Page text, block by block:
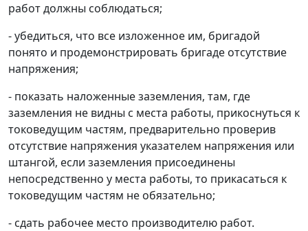
работ должны соблюдаться;
- убедиться, что все изложенное им, бригадой
понято и продемонстрировать бригаде отсутствие
напряжения;
- показать наложенные заземления, там, где
заземления не видны с места работы, прикоснуться к
токоведущим частям, предварительно проверив
отсутствие напряжения указателем напряжения или
штангой, если заземления присоединены
непосредственно у места работы, то прикасаться к
токоведущим частям не обязательно;
- сдать рабочее место производителю работ.